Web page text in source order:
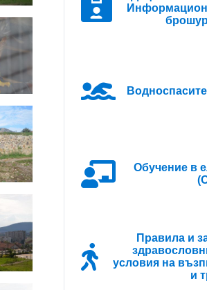
Oбучение в
Правила и
условия на
и